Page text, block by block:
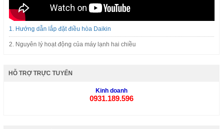
1. Hướng dẫn lắp đặt điều hòa Daikin
2. Nguyên lý hoạt động của máy lạnh hai chiều
HỖ TRỢ TRỰC TUYẾN
Kinh doanh
0931.189.596